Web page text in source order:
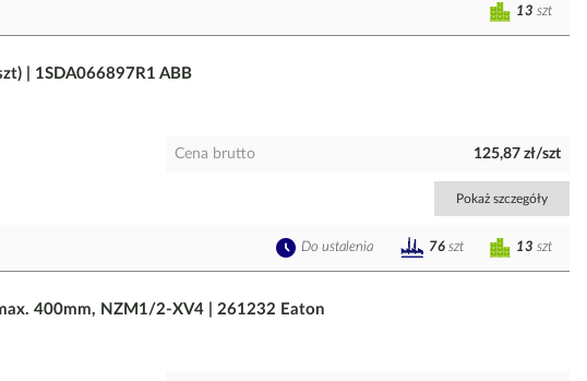
13 szt
| 1SDA066897R1 ABB
Cena brutto 125,87 zł/szt
Pokaż szczegóły
13 szt
Do ustalenia 76 szt
400mm, NZM1/2-XV4 | 261232 Eaton